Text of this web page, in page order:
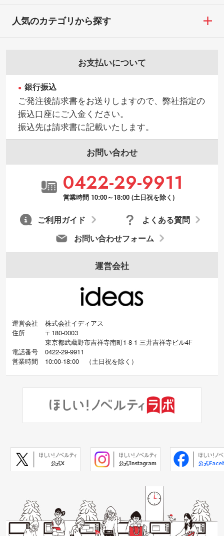
お支払いについて
銀行振込
ご発注後請求書をお送りしますので、弊社指定の
振込口座にご入金ください。
振込先は請求書に記載いたします。
お問い合わせ
0422-29-9911
営業時間 10:00～18:00 (土日祝を除く)
お問い合わせフォーム
よくある質問
ご利用ガイド
運営会社
運営会社
株式会社イディアス
住所
〒180-0003
東京都武蔵野市吉祥寺南町1-8-1 三井吉祥寺ビル4F
電話番号
0422-29-9911
営業時間
10:00-18:00 （土日祝を除く）
人気のカテゴリから探す